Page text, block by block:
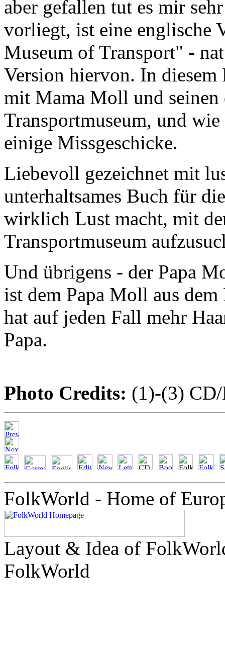
aber gefallen tut es mir
vorliegt, ist eine englische
Museum of Transport" -
Version hiervon. In diesem
mit Mama Moll und
Transportmuseum, und
einige Missgeschicke.
Liebevoll gezeichnet mit
unterhaltsames Buch für
wirklich Lust macht, mit
Transportmuseum
Und übrigens - der Papa
ist dem Papa Moll aus
hat auf jeden Fall mehr
Papa.
Photo Credits: (1)-(3)
FolkWorld - Home of
Layout & Idea of
FolkWorld